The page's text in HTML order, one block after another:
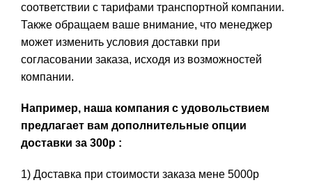
соответствии с тарифами транспортной компании.
Также обращаем ваше внимание, что менеджер
может изменить условия доставки при
согласовании заказа, исходя из возможностей
компании.
Например, наша компания с удовольствием
предлагает вам дополнительные опции
доставки за 300р :
1) Доставка при стоимости заказа мене 5000р